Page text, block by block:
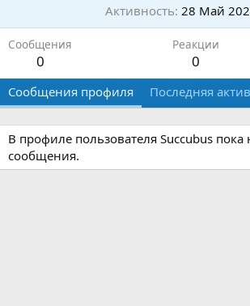
Активность 28 Май
Сообщения
0
Реакции
0
Сообщения профиля Последняя
В профиле пользователя Succubus пока
сообщения.